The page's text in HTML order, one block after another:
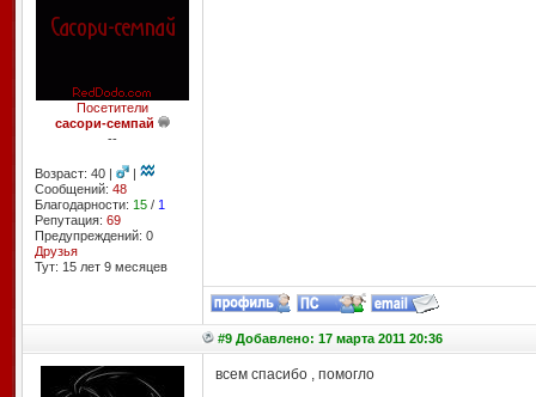
Посетители
сасори-семпай
--
Возраст: 40 |
|
Сообщений: 48
Благодарности: 15/ 1
Репутация: 69
Предупреждений: 0
Друзья
Тут: 15 лет 9 месяцев
#9 Добавлено: 17 марта 2011 20:36
всем спасибо , помогло